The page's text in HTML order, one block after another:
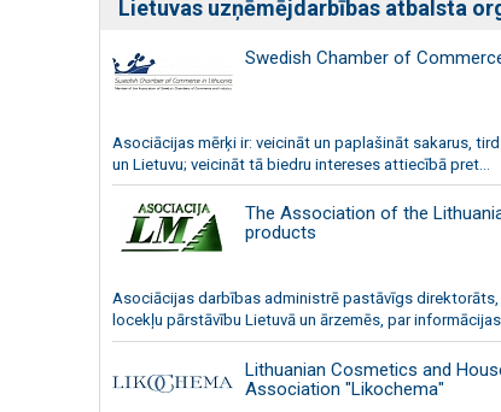
Lietuvas uzņēmējdarbības atbalsta
Swedish Chamber of
Asociācijas mērķi ir: veicināt un paplašināt sakarus,
un Lietuvu; veicināt tā biedru intereses attiecībā pret...
The Association of the
products
Asociācijas darbības administrē pastāvīgs
locekļu pārstāvību Lietuvā un ārzemēs, par
Lithuanian Cosmetics and
Association "Likochema"